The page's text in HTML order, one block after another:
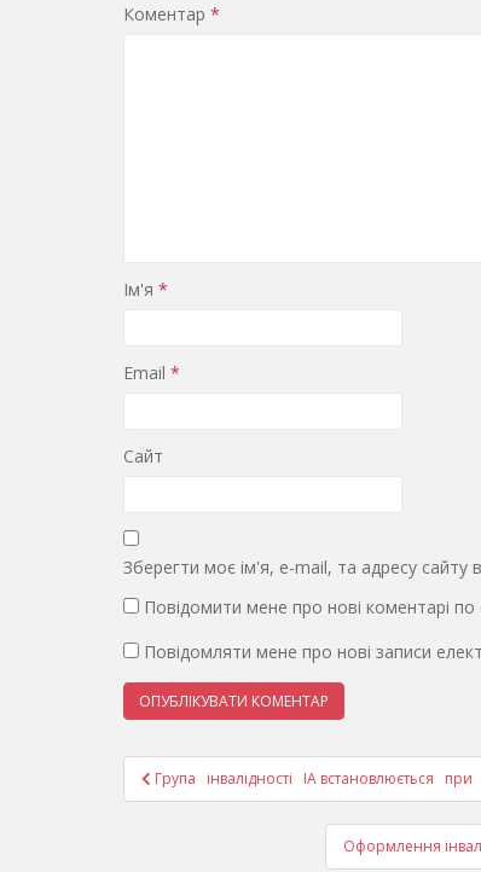
Коментар *
Ім'я *
Email *
Сайт
Зберегти моє ім'я, e-mail, та адресу сайту
Повідомити мене про нові коментарі по
Повідомляти мене про нові записи
Навігація
записів
Група інвалідності IА встановлюється
Оформлення